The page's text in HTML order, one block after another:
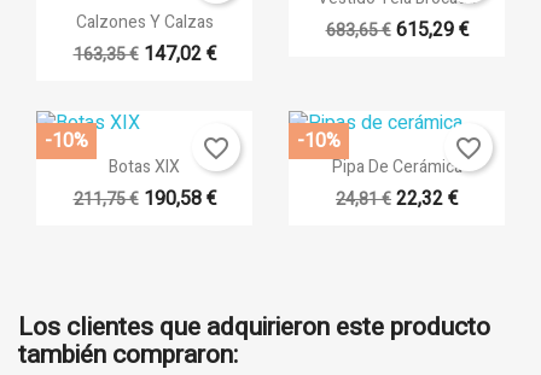
Vista rápida
Calzones Y Calzas
163,35 € 147,02 €
683,65 € 615,29 €
 Vista rápida
Botas XIX
211,75 € 190,58 €
-10% favorite_border Vista rápida
Pipa De Cerámica
24,81 €22,32 €
-10% favorite_border
Los clientes que adquirieron este producto
también compraron: